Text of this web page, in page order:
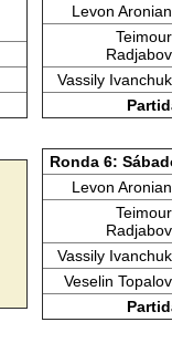
Levon Aronian
Teimour
Radjabov
Vassily Ivanchuk
Ronda 6:
Levon Aronian
Teimour
Radjabov
Vassily Ivanchuk
Veselin Topalov